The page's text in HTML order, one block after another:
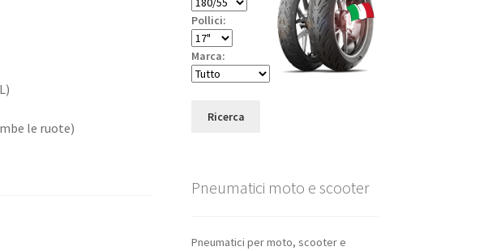
le ruote)
Pollici:
Marca:
Ricerca
Pneumatici moto e scooter
Pneumatici per moto, scooter e